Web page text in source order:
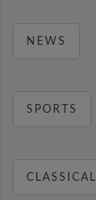
NEWS
SPORTS
CLASSICAL